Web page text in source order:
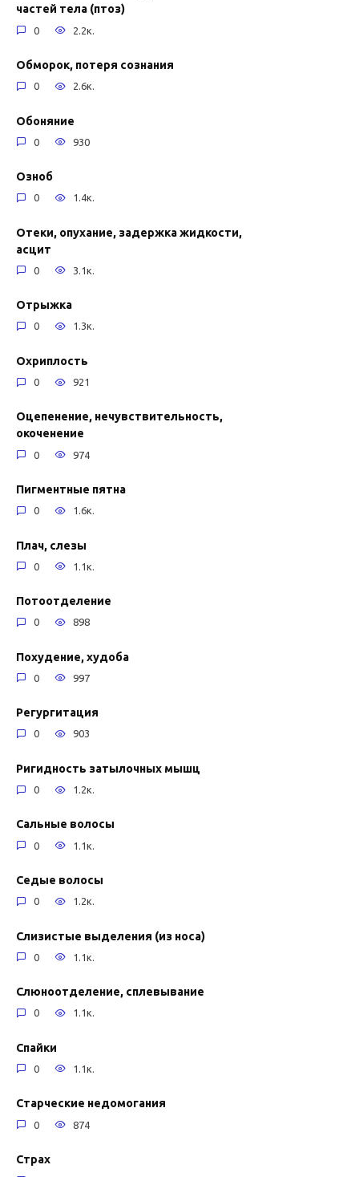
частей тела (птоз)
0 2.2к.
Обморок, потеря сознания
0 2.6к.
Обоняние
0 930
Озноб
0 1.4к.
Отеки, опухание, задержка жидкости,
асцит
0 3.1к.
Отрыжка
0 1.3к.
Охриплость
0 921
Оцепенение, нечувствительность,
окоченение
0 974
Пигментные пятна
0 1.6к.
Плач, слезы
0 1.1к.
Потоотделение
0 898
Похудение, худоба
0 997
Регургитация
0 903
Ригидность затылочных мышц
0 1.2к.
Сальные волосы
0 1.1к.
Седые волосы
0 1.2к.
Слизистые выделения (из носа)
0 1.1к.
Слюноотделение, сплевывание
0 1.1к.
Спайки
0 1.1к.
Старческие недомогания
0 874
Страх